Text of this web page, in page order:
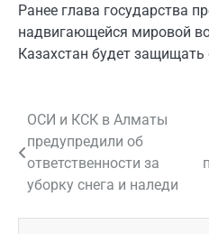
Ранее глава государства
надвигающейся мировой
Казахстан будет защищать
Навигация
по
записям
ОСИ и КСК в Алматы
предупредили об
ответственности за
уборку снега и наледи